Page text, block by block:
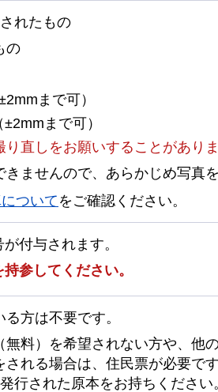
れたもの
の
まで可）
まで可）
直しをお願いすることがありま
ませんので、あらかじめ写真
ついて をご確認ください。
付与されます。
参してください。
方は不要です。
料）を希望されない方や、他
される場合は、住民票が必要で
行された原本をお持ちください